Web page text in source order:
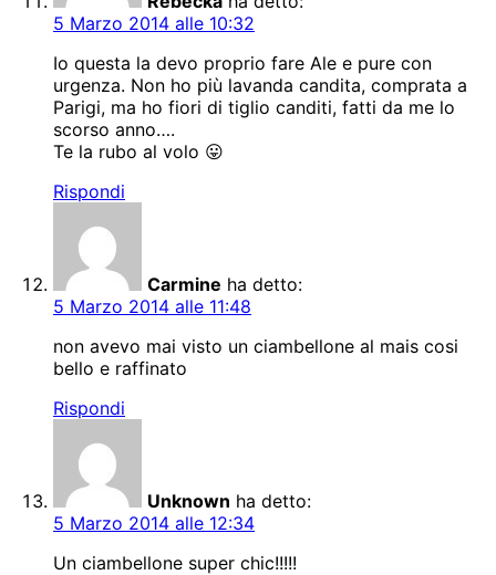
5 Marzo 2014 alle 10:32
Io questa la devo proprio fare Ale e pure con
urgenza. Non ho più lavanda candita, comprata a
Parigi, ma ho fiori di tiglio canditi, fatti da me lo
scorso anno….
Te la rubo al volo 😛
Rispondi
Carmine ha detto:
5 Marzo 2014 alle 11:48
non avevo mai visto un ciambellone al mais cosi
bello e raffinato
Rispondi
Unknown ha detto:
5 Marzo 2014 alle 12:34
Un ciambellone super chic!!!!!